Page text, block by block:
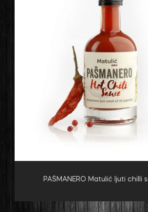
PAŠMANERO Matulić ljuti chilli